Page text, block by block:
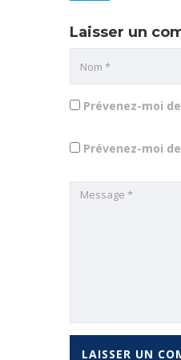
Laisser un
Prévenez-moi
Prévenez-moi